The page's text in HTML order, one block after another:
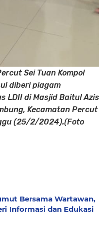
Sei Tuan Kompol
diberi piagam
LDII di Masjid Baitul Azis
Kecamatan Percut
(25/2/2024).(Foto
Bersama Wartawan,
Informasi dan Edukasi